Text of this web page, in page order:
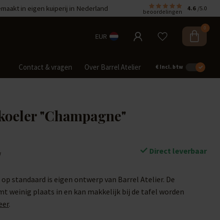
in eigen kuiperij in Nederland beoordelingen 4.6 /5.0
EUR
0
Contact & vragen Over Barrel Atelier € Incl. btw
"Champagne"
Direct leverbaar
standaard is eigen ontwerp van Barrel Atelier. De
weinig plaats in en kan makkelijk bij de tafel worden
.